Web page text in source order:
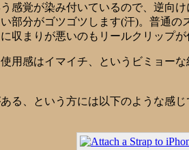
感覚が染み付いているので、逆向
部分がゴツゴツします(汗)。普通
収まりが悪いのもリールクリップが
用感はイマイチ、というビミョー
る、という方には以下のような感